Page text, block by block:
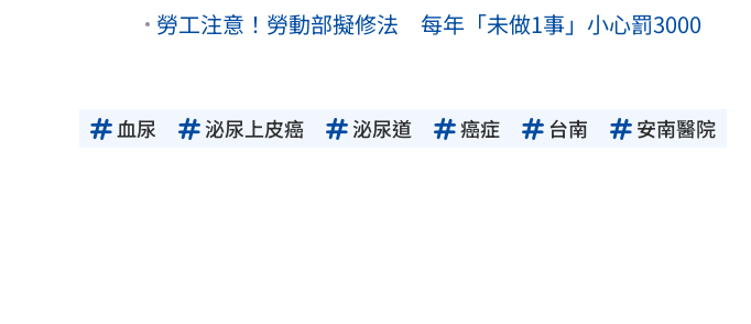
勞工注意！勞動部擬修法 每年「未做1事」小心罰3000
血尿 泌尿上皮癌 泌尿道 癌症 台南 安南醫院